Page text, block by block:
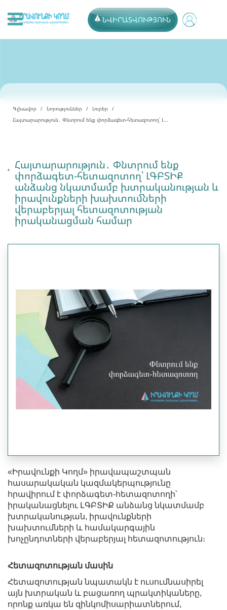
ՆՎԻՐԱՏՎՈՒԹՅՈՒՆ
Գլխավոր Նորություններ
Լուրեր
Հայտարարություն․ Փնտրում ենք փորձագետ-հետազոտող՝ Լ...
Հայտարարություն․ Փնտրում ենք
փորձագետ-հետազոտող՝ ԼԳԲՏԻՔ
անձանց նկատմամբ խտրականության և
իրավունքների խախտումների
վերաբերյալ հետազոտության
իրականացման համար
«Իրավունքի Կողմ» իրավապաշտպան
հասարակական կազմակերպությունը
հրավիրում է փորձագետ-հետազոտողի՝
իրականացնելու ԼԳԲՏԻՔ անձանց նկատմամբ
խտրականության, իրավունքների
խախտումների և համակարգային
խոչընդոտների վերաբերյալ հետազոտություն։
Հետազոտության մասին
Հետազոտության նպատակն է ուսումնասիրել
այն խտրական և բացառող պրակտիկաները,
որոնք առկա են զինկոմիսարիատներում,